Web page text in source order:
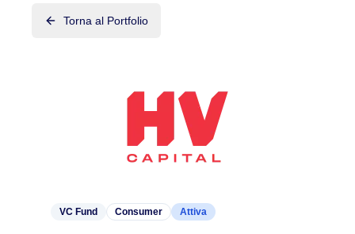
Torna al Portfolio
VC Fund Consumer Attiva